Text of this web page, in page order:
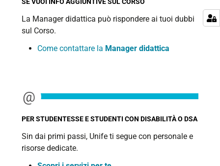
La Manager didattica può rispondere ai tuoi dubbi
sul Corso.
Come contattare la Manager didattica
PER STUDENTESSE E STUDENTI CON DISABILITÀ O DSA
Sin dai primi passi, Unife ti segue con personale e
risorse dedicate.